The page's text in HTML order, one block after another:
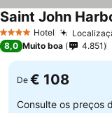
4 EstrelasHotel
Saint John
8,0 Muito boa 4.851
De € 108
Consulte os preços